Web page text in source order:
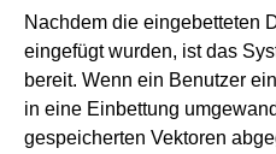
Nachdem die eingebetteten
eingefügt wurden, ist das
bereit. Wenn ein Benutzer
in eine Einbettung
gespeicherten Vektoren